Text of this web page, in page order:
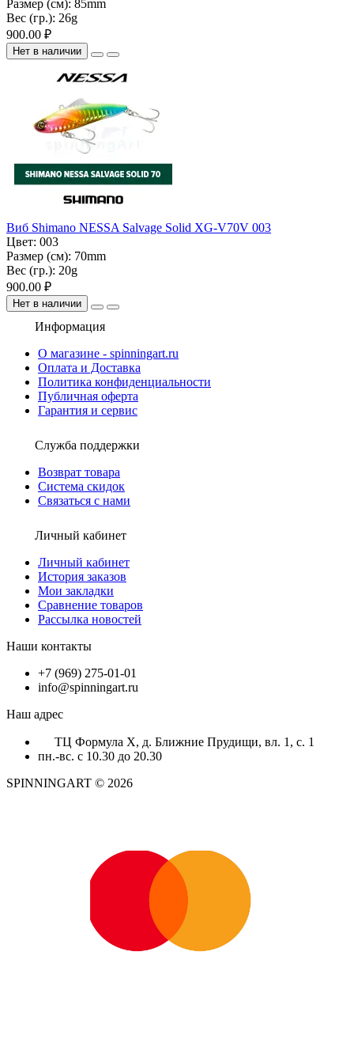
Размер (см): 85mm
Вес (гр.): 26g
900.00 ₽
Нет в наличии
Виб Shimano NESSA Salvage Solid XG-V70V 003
Цвет: 003
Размер (см): 70mm
Вес (гр.): 20g
900.00 ₽
Нет в наличии
Информация
О магазине - spinningart.ru
Оплата и Доставка
Политика конфиденциальности
Публичная оферта
Гарантия и сервис
Служба поддержки
Возврат товара
Система скидок
Связаться с нами
Личный кабинет
Личный кабинет
История заказов
Мои закладки
Сравнение товаров
Рассылка новостей
Наши контакты
+7 (969) 275-01-01
info@spinningart.ru
Наш адрес
ТЦ Формула X, д. Ближние Прудищи, вл. 1, с. 1
пн.-вс. с 10.30 до 20.30
SPINNINGART © 2026